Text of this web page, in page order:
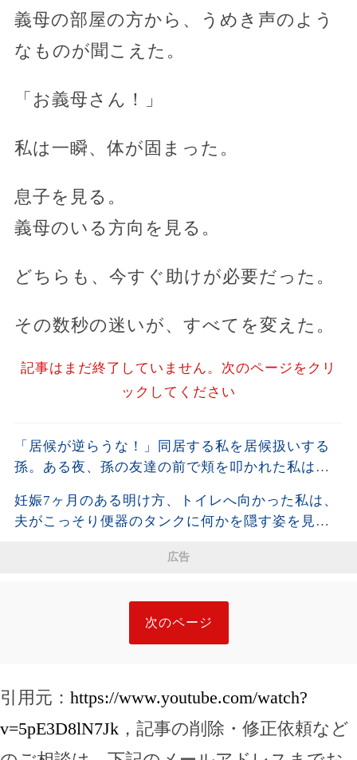
義母の部屋の方から、うめき声のよう
なものが聞こえた。
「お義母さん！」
私は一瞬、体が固まった。
息子を見る。
義母のいる方向を見る。
どちらも、今すぐ助けが必要だった。
その数秒の迷いが、すべてを変えた。
記事はまだ終了していません。次のページをクリ
ックしてください
「居候が逆らうな！」同居する私を居候扱いする
孫。ある夜、孫の友達の前で頬を叩かれた私は静
妊娠7ヶ月のある明け方、トイレへ向かった私は、
夫がこっそり便器のタンクに何かを隠す姿を見て
は声も出せず凍りついた――
広告
次のページ
引用元： https://www.youtube.com/watch?
v=5pE3D8lN7Jk ，記事の削除・修正依頼など